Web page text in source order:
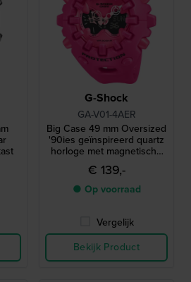
G-Shock
GA-V01-4AER
Big Case 49 mm Oversized
'90ies geïnspireerd quartz
horloge met magnetische
'shock release' wijzers
€ 139,-
● Op voorraad
Vergelijk
Bekijk Product